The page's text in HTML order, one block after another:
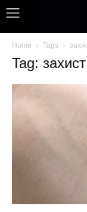
Home Tags
Tag: